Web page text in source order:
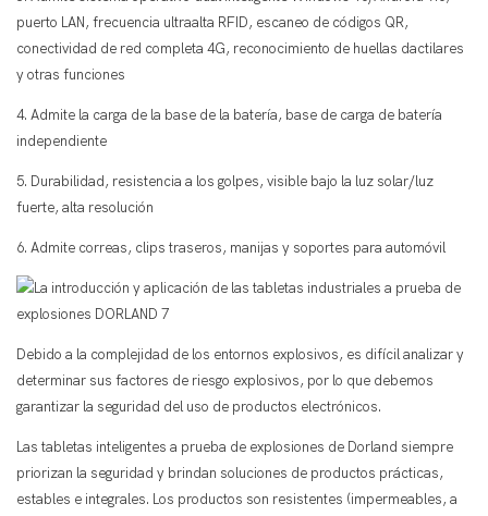
puerto LAN, frecuencia ultraalta RFID, escaneo de códigos QR,
conectividad de red completa 4G, reconocimiento de huellas dactilares
y otras funciones
4. Admite la carga de la base de la batería, base de carga de batería
independiente
5. Durabilidad, resistencia a los golpes, visible bajo la luz solar/luz
fuerte, alta resolución
6. Admite correas, clips traseros, manijas y soportes para automóvil
Debido a la complejidad de los entornos explosivos, es difícil analizar y
determinar sus factores de riesgo explosivos, por lo que debemos
garantizar la seguridad del uso de productos electrónicos.
Las tabletas inteligentes a prueba de explosiones de Dorland siempre
priorizan la seguridad y brindan soluciones de productos prácticas,
estables e integrales. Los productos son resistentes (impermeables, a